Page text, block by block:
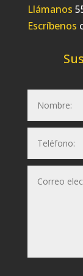
Llámanos
Escríbenos